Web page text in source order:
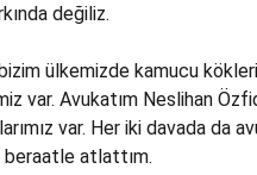
değiliz.
ülkemizde kamucu
var. Avukatım Neslihan
var. Her iki davada da
beraatle atlattım.